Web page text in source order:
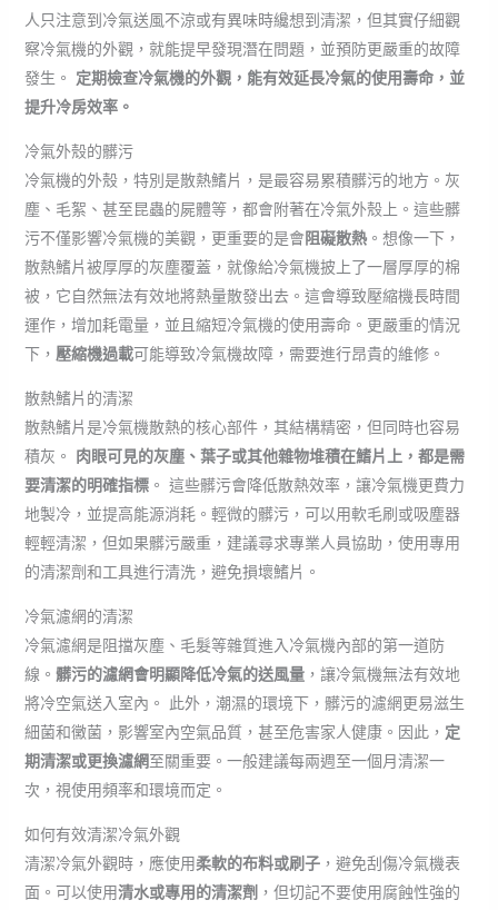
人只注意到冷氣送風不涼或有異味時纔想到清潔，但其實仔細觀
察冷氣機的外觀，就能提早發現潛在問題，並預防更嚴重的故障
發生。 定期檢查冷氣機的外觀，能有效延長冷氣的使用壽命，並
提升冷房效率。
冷氣外殼的髒污
冷氣機的外殼，特別是散熱鰭片，是最容易累積髒污的地方。灰
塵、毛絮、甚至昆蟲的屍體等，都會附著在冷氣外殼上。這些髒
污不僅影響冷氣機的美觀，更重要的是會阻礙散熱。想像一下，
散熱鰭片被厚厚的灰塵覆蓋，就像給冷氣機披上了一層厚厚的棉
被，它自然無法有效地將熱量散發出去。這會導致壓縮機長時間
運作，增加耗電量，並且縮短冷氣機的使用壽命。更嚴重的情況
下， 壓縮機過載可能導致冷氣機故障，需要進行昂貴的維修。
散熱鰭片的清潔
散熱鰭片是冷氣機散熱的核心部件，其結構精密，但同時也容易
積灰。 肉眼可見的灰塵、葉子或其他雜物堆積在鰭片上，都是需
要清潔的明確指標。 這些髒污會降低散熱效率，讓冷氣機更費力
地製冷，並提高能源消耗。輕微的髒污，可以用軟毛刷或吸塵器
輕輕清潔，但如果髒污嚴重，建議尋求專業人員協助，使用專用
的清潔劑和工具進行清洗，避免損壞鰭片。
冷氣濾網的清潔
冷氣濾網是阻擋灰塵、毛髮等雜質進入冷氣機內部的第一道防
線。 髒污的濾網會明顯降低冷氣的送風量，讓冷氣機無法有效地
將冷空氣送入室內。 此外，潮濕的環境下，髒污的濾網更易滋生
細菌和黴菌，影響室內空氣品質，甚至危害家人健康。因此， 定
期清潔或更換濾網至關重要。一般建議每兩週至一個月清潔一
次，視使用頻率和環境而定。
如何有效清潔冷氣外觀
清潔冷氣外觀時，應使用柔軟的布料或刷子，避免刮傷冷氣機表
面。可以使用清水或專用的清潔劑 ，但切記不要使用腐蝕性強的